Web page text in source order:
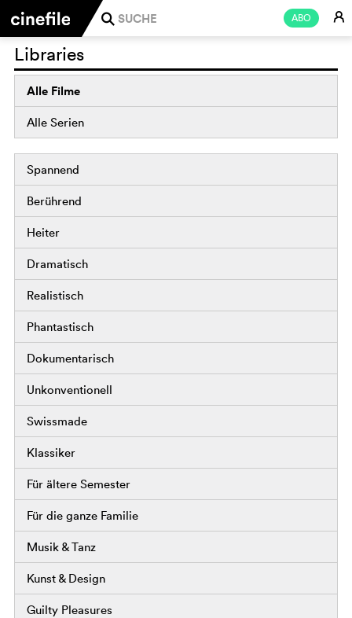
ABO E
j
Libraries
Alle Filme
Alle Serien
Spannend
Berührend
Heiter
Dramatisch
Realistisch
Phantastisch
Dokumentarisch
Unkonventionell
Swissmade
Klassiker
Für ältere Semester
Für die ganze Familie
Musik & Tanz
Kunst & Design
Guilty Pleasures